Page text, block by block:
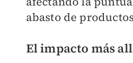
abasto de
El impacto más